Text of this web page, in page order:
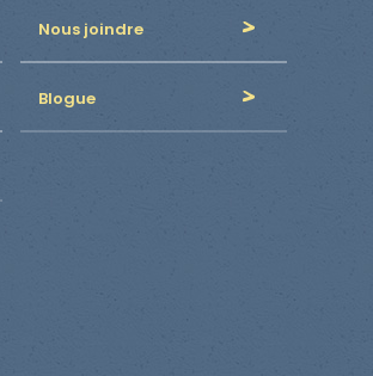
Nous joindre
Blogue